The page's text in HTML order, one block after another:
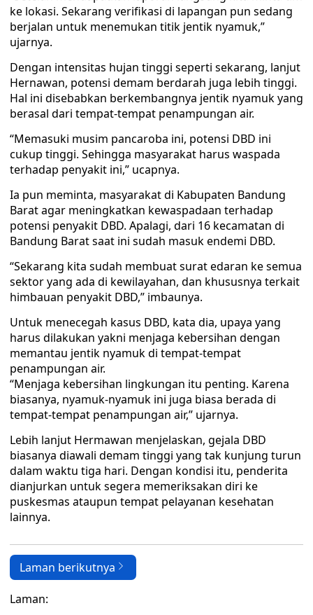
ke lokasi. Sekarang verifikasi di lapangan pun sedang
berjalan untuk menemukan titik jentik nyamuk,”
ujarnya.
Dengan intensitas hujan tinggi seperti sekarang, lanjut
Hernawan, potensi demam berdarah juga lebih tinggi.
Hal ini disebabkan berkembangnya jentik nyamuk yang
berasal dari tempat-tempat penampungan air.
“Memasuki musim pancaroba ini, potensi DBD ini
cukup tinggi. Sehingga masyarakat harus waspada
terhadap penyakit ini,” ucapnya.
Ia pun meminta, masyarakat di Kabupaten Bandung
Barat agar meningkatkan kewaspadaan terhadap
potensi penyakit DBD. Apalagi, dari 16 kecamatan di
Bandung Barat saat ini sudah masuk endemi DBD.
“Sekarang kita sudah membuat surat edaran ke semua
sektor yang ada di kewilayahan, dan khususnya terkait
himbauan penyakit DBD,” imbaunya.
Untuk menecegah kasus DBD, kata dia, upaya yang
harus dilakukan yakni menjaga kebersihan dengan
memantau jentik nyamuk di tempat-tempat
penampungan air.
“Menjaga kebersihan lingkungan itu penting. Karena
biasanya, nyamuk-nyamuk ini juga biasa berada di
tempat-tempat penampungan air,” ujarnya.
Lebih lanjut Hermawan menjelaskan, gejala DBD
biasanya diawali demam tinggi yang tak kunjung turun
dalam waktu tiga hari. Dengan kondisi itu, penderita
dianjurkan untuk segera memeriksakan diri ke
puskesmas ataupun tempat pelayanan kesehatan
lainnya.
Laman berikutnya
Laman: